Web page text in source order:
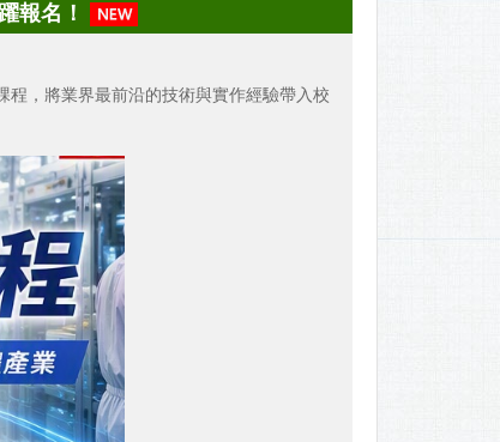
報名！
，將業界最前沿的技術與實作經驗帶入校